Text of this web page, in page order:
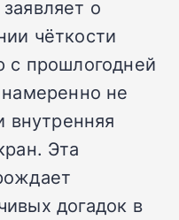
о
чёткости
с прошлогодней
не
внутренняя
Эта
догадок в